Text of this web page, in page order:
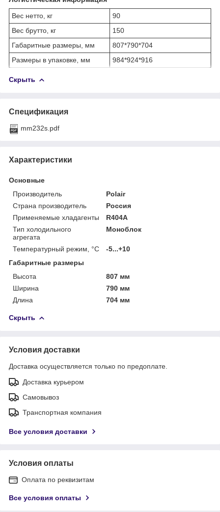
Вес нетто, кг
90
Вес брутто, кг
150
Габаритные размеры, мм
807*790*704
Размеры в упаковке, мм
984*924*916
Скрыть
Спецификация
mm232s.pdf
Характеристики
Основные
Производитель
Polair
Страна производитель
Россия
Применяемые хладагенты
R404A
Тип холодильного
агрегата
Моноблок
Температурный режим, °С
-5...+10
Габаритные размеры
Высота
807 мм
Ширина
790 мм
Длина
704 мм
Скрыть
Условия доставки
Доставка осуществляется только по предоплате.
Доставка курьером
Самовывоз
Транспортная компания
Все условия доставки
Условия оплаты
Оплата по реквизитам
Все условия оплаты